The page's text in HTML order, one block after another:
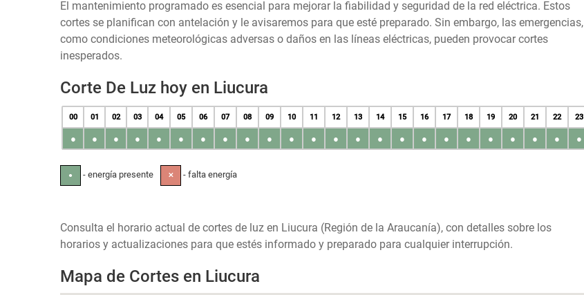
El mantenimiento programado es esencial para mejorar la fiabilidad y seguridad de la red eléctrica. Estos
cortes se planifican con antelación y le avisaremos para que esté preparado. Sin embargo, las emergencias,
como condiciones meteorológicas adversas o daños en las líneas eléctricas, pueden provocar cortes
inesperados.
Corte De Luz hoy en Liucura
00 01 02 03 04 05 06 07 08 09 10 11 12 13 14 15 16 17 18 19 20 21 22 23
● ● ● ● ● ● ● ● ● ● ● ● ● ● ● ● ● ● ● ● ● ● ● ●
● - energía presente ✕ - falta energía
Consulta el horario actual de cortes de luz en Liucura (Región de la Araucanía), con detalles sobre los
horarios y actualizaciones para que estés informado y preparado para cualquier interrupción.
Mapa de Cortes en Liucura